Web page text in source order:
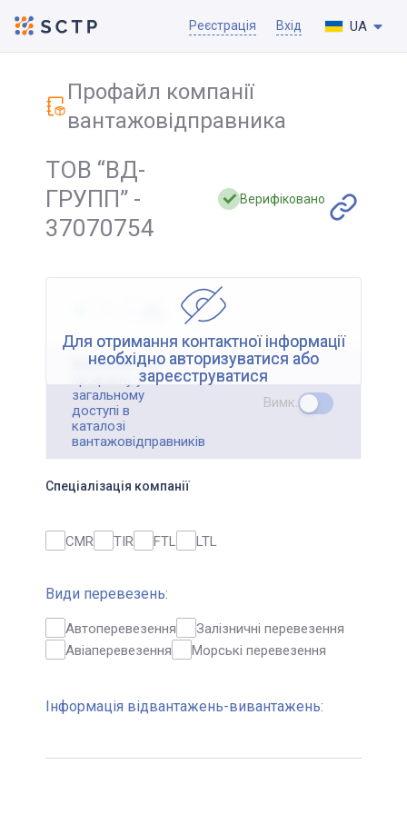
Реєстрація Вхід UA
Профайл компанії
вантажовідправника
ТОВ “ВД-
ГРУПП” -
37070754
Верифіковано
Для отримання контактної інформації
необхідно авторизуватися або
зареєструватися
Відображення
профайлу у
загальному
доступі в
каталозі
вантажовідправників
Вимк.
Спеціалізація компанії
CMR TIR FTL LTL
Види перевезень:
Автоперевезення
Залізничні перевезення
Авіаперевезення
Морські перевезення
Інформація відвантажень-вивантажень: